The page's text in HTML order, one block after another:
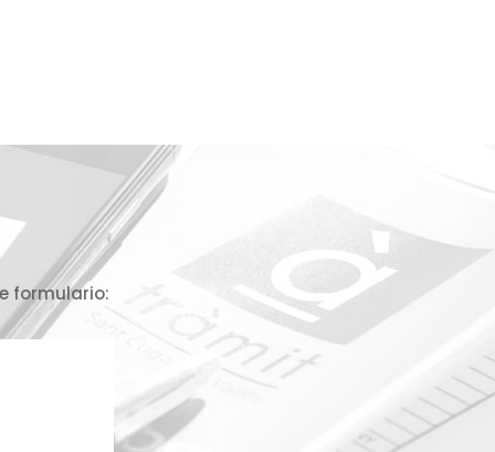
formulario: